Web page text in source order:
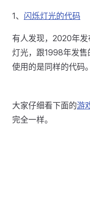
1、 闪烁灯光的代码
有人发现，2020年
灯光，跟1998年发
使用的是同样的代码。
大家仔细看下面的游
完全一样。